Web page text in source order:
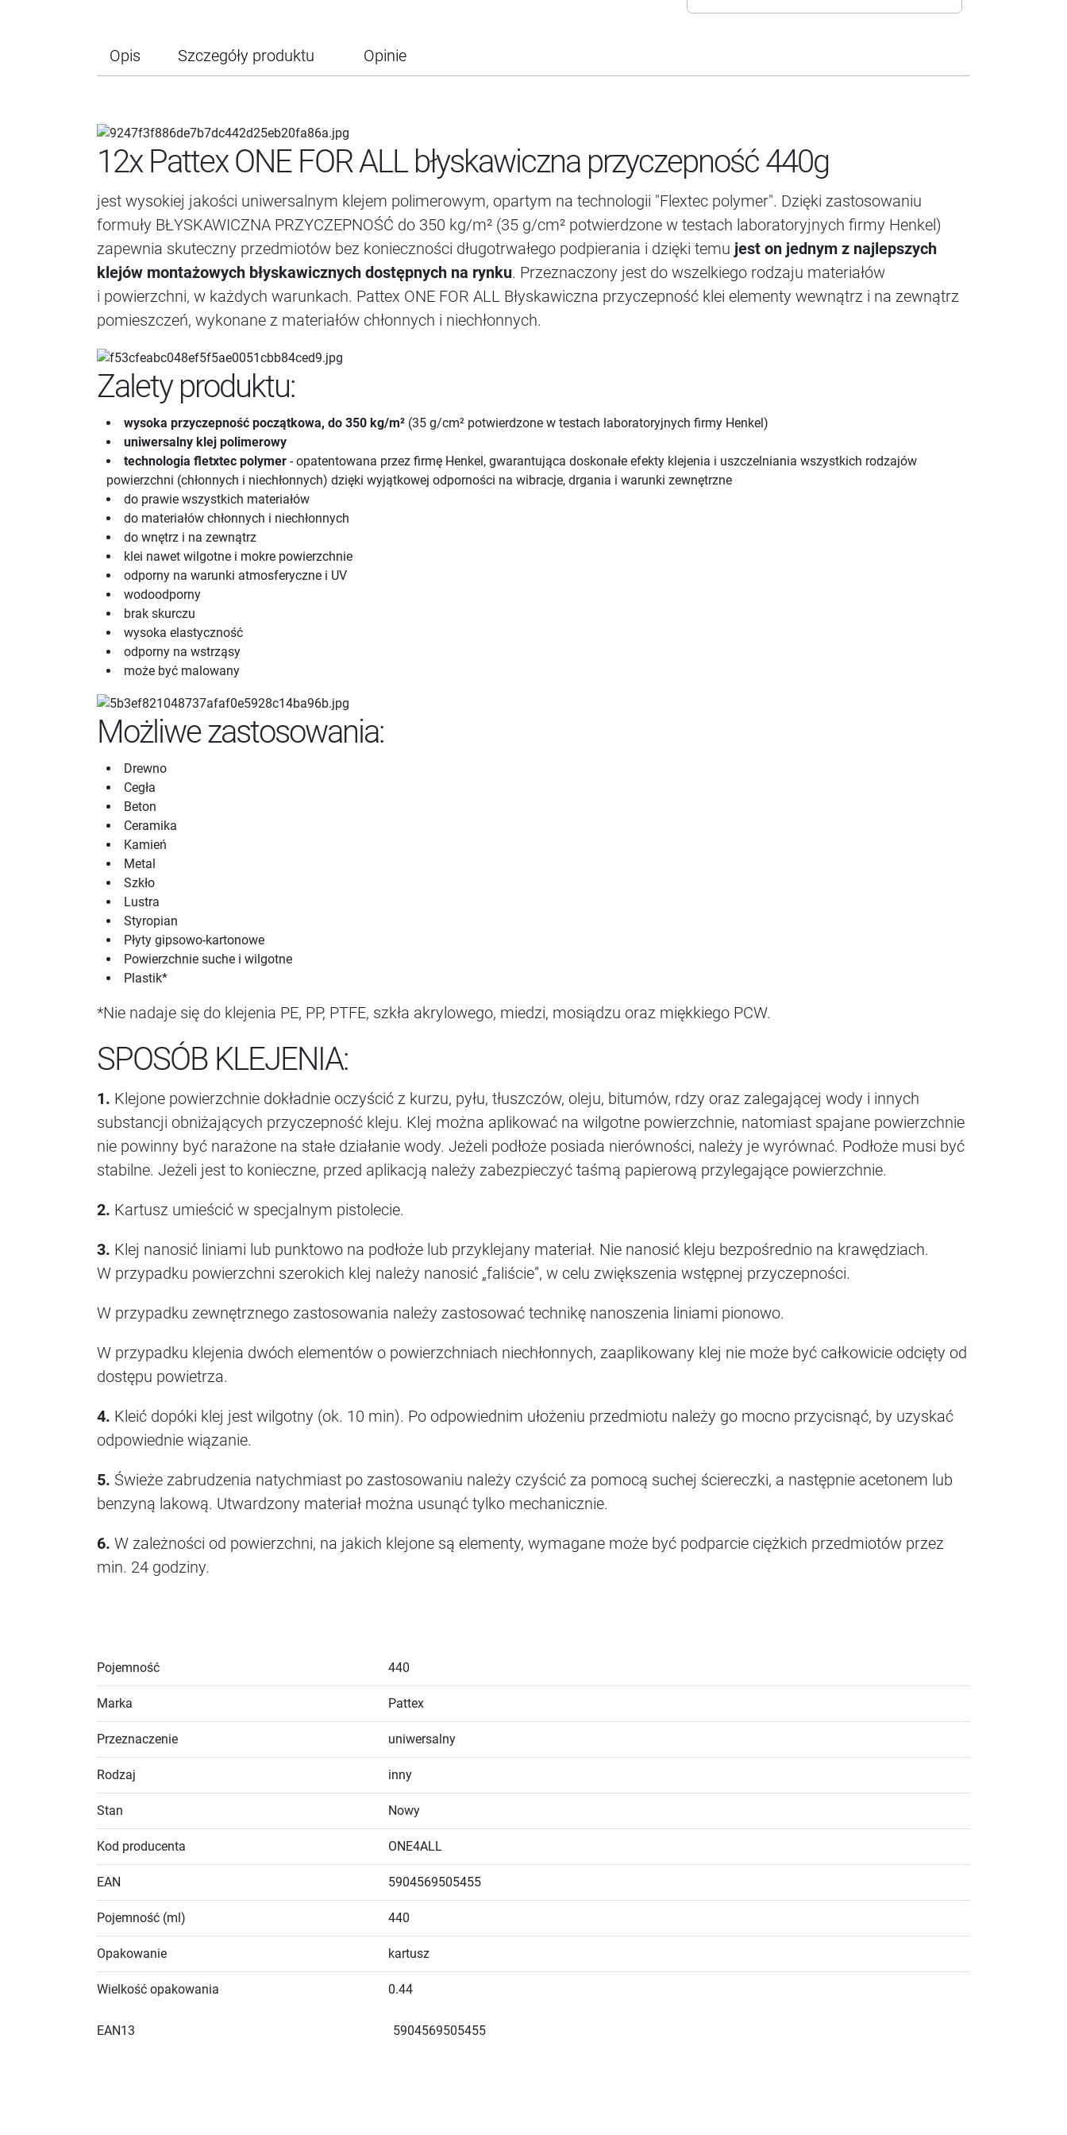
Opis Szczegóły produktu Opinie
12x Pattex ONE FOR ALL błyskawiczna przyczepność 440g
jest wysokiej jakości uniwersalnym klejem polimerowym, opartym na technologii "Flextec polymer". Dzięki zastosowaniu
formuły BŁYSKAWICZNA PRZYCZEPNOŚĆ do 350 kg/m² (35 g/cm² potwierdzone w testach laboratoryjnych firmy Henkel)
zapewnia skuteczny przedmiotów bez konieczności długotrwałego podpierania i dzięki temu jest on jednym z najlepszych
klejów montażowych błyskawicznych dostępnych na rynku. Przeznaczony jest do wszelkiego rodzaju materiałów
i powierzchni, w każdych warunkach. Pattex ONE FOR ALL Błyskawiczna przyczepność klei elementy wewnątrz i na zewnątrz
pomieszczeń, wykonane z materiałów chłonnych i niechłonnych.
Zalety produktu:
wysoka przyczepność początkowa, do 350 kg/m² (35 g/cm² potwierdzone w testach laboratoryjnych firmy Henkel)
uniwersalny klej polimerowy
technologia fletxtec polymer - opatentowana przez firmę Henkel, gwarantująca doskonałe efekty klejenia i uszczelniania wszystkich rodzajów
powierzchni (chłonnych i niechłonnych) dzięki wyjątkowej odporności na wibracje, drgania i warunki zewnętrzne
do prawie wszystkich materiałów
do materiałów chłonnych i niechłonnych
do wnętrz i na zewnątrz
klei nawet wilgotne i mokre powierzchnie
odporny na warunki atmosferyczne i UV
wodoodporny
brak skurczu
wysoka elastyczność
odporny na wstrząsy
może być malowany
Możliwe zastosowania:
Drewno
Cegła
Beton
Ceramika
Kamień
Metal
Szkło
Lustra
Styropian
Płyty gipsowo-kartonowe
Powierzchnie suche i wilgotne
Plastik*
*Nie nadaje się do klejenia PE, PP, PTFE, szkła akrylowego, miedzi, mosiądzu oraz miękkiego PCW.
SPOSÓB KLEJENIA:
1. Klejone powierzchnie dokładnie oczyścić z kurzu, pyłu, tłuszczów, oleju, bitumów, rdzy oraz zalegającej wody i innych
substancji obniżających przyczepność kleju. Klej można aplikować na wilgotne powierzchnie, natomiast spajane powierzchnie
nie powinny być narażone na stałe działanie wody. Jeżeli podłoże posiada nierówności, należy je wyrównać. Podłoże musi być
stabilne. Jeżeli jest to konieczne, przed aplikacją należy zabezpieczyć taśmą papierową przylegające powierzchnie.
2. Kartusz umieścić w specjalnym pistolecie.
3. Klej nanosić liniami lub punktowo na podłoże lub przyklejany materiał. Nie nanosić kleju bezpośrednio na krawędziach.
W przypadku powierzchni szerokich klej należy nanosić „faliście”, w celu zwiększenia wstępnej przyczepności.
W przypadku zewnętrznego zastosowania należy zastosować technikę nanoszenia liniami pionowo.
W przypadku klejenia dwóch elementów o powierzchniach niechłonnych, zaaplikowany klej nie może być całkowicie odcięty od
dostępu powietrza.
4. Kleić dopóki klej jest wilgotny (ok. 10 min). Po odpowiednim ułożeniu przedmiotu należy go mocno przycisnąć, by uzyskać
odpowiednie wiązanie.
5. Świeże zabrudzenia natychmiast po zastosowaniu należy czyścić za pomocą suchej ściereczki, a następnie acetonem lub
benzyną lakową. Utwardzony materiał można usunąć tylko mechanicznie.
6. W zależności od powierzchni, na jakich klejone są elementy, wymagane może być podparcie ciężkich przedmiotów przez
min. 24 godziny.
Pojemność 440
Marka Pattex
Przeznaczenie uniwersalny
Rodzaj inny
Stan Nowy
Kod producenta ONE4ALL
EAN 5904569505455
Pojemność (ml) 440
Opakowanie kartusz
Wielkość opakowania 0.44
EAN13 5904569505455